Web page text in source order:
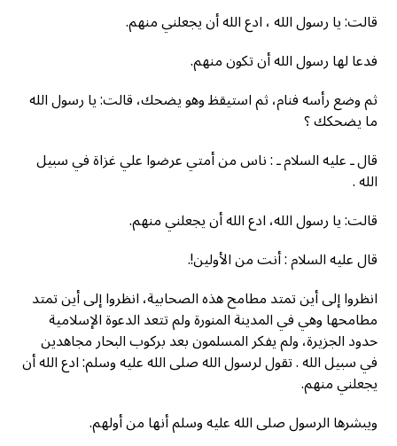
قالت: يا رسول الله ، ادع الله أن يجعلني منهم.
فدعا لها رسول الله أن تكون منهم.
ثم وضع رأسه فنام، ثم استيقظ وهو يضحك، قالت: يا رسول الله
ما يضحكك ؟
قال ـ عليه السلام ـ : ناس من أمتي عرضوا علي غزاة في سبيل
الله .
قالت: يا رسول الله، ادع الله أن يجعلني منهم.
قال عليه السلام : أنت من الأولين!.
انظروا إلى أين تمتد مطامح هذه الصحابية، انظروا إلى أين تمتد
مطامحها وهي في المدينة المنورة ولم تتعد الدعوة الإسلامية
حدود الجزيرة، ولم يفكر المسلمون بعد بركوب البحار مجاهدين
في سبيل الله . تقول لرسول الله صلى الله عليه وسلم: ادع الله أن
يجعلني منهم.
ويبشرها الرسول صلى الله عليه وسلم أنها من أولهم.